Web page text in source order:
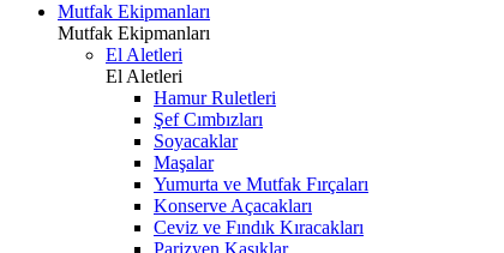
Mutfak Ekipmanları
Mutfak Ekipmanları
El Aletleri
El Aletleri
Hamur Ruletleri
Şef Cımbızları
Soyacaklar
Maşalar
Yumurta ve Mutfak Fırçaları
Konserve Açacakları
Ceviz ve Fındık Kıracakları
Parizyen Kaşıklar